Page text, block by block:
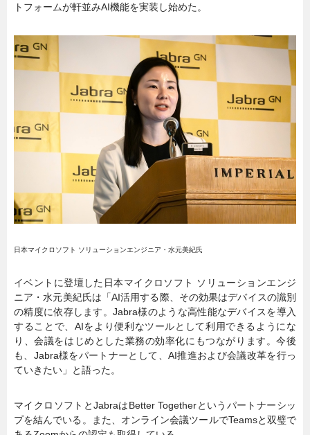
トフォームが軒並みAI機能を実装し始めた。
日本マイクロソフト ソリューションエンジニア・水元美紀氏
イベントに登壇した日本マイクロソフト ソリューションエンジ
ニア・水元美紀氏は「AI活用する際、その効果はデバイスの識別
の精度に依存します。Jabra様のような高性能なデバイスを導入
することで、AIをより便利なツールとして利用できるようにな
り、会議をはじめとした業務の効率化にもつながります。今後
も、Jabra様をパートナーとして、AI推進および会議改革を行っ
ていきたい」と語った。
マイクロソフトとJabraはBetter Togetherというパートナーシッ
プを結んでいる。また、オンライン会議ツールでTeamsと双璧で